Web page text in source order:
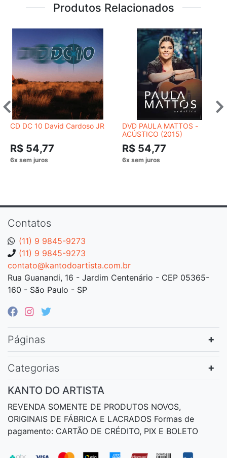
Produtos Relacionados
CD DC 10 David Cardoso JR
R$ 54,77
DVD PAULA MATTOS -
ACÚSTICO (2015)
R$ 54,77
Contatos
(11) 9 9845-9273
(11) 9 9845-9273
contato@kantodoartista.com.br
Rua Guanandi, 16 - Jardim Centenário - CEP 05365-
160 - São Paulo - SP
Páginas
Categorias
KANTO DO ARTISTA
REVENDA SOMENTE DE PRODUTOS NOVOS,
ORIGINAIS DE FÁBRICA E LACRADOS Formas de
pagamento: CARTÃO DE CRÉDITO, PIX E BOLETO